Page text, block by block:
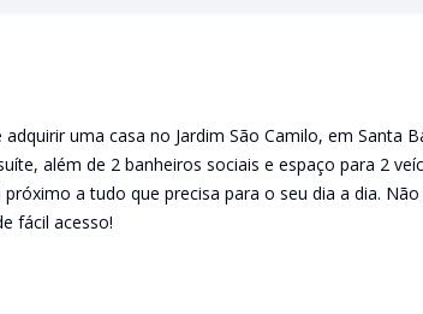
uma casa no Jardim São Camilo, em Santa
além de 2 banheiros sociais e espaço para 2
a tudo que precisa para o seu dia a dia.
fácil acesso!